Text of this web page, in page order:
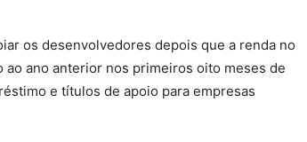
os desenvolvedores depois que a renda no
ano anterior nos primeiros oito meses de
e títulos de apoio para empresas